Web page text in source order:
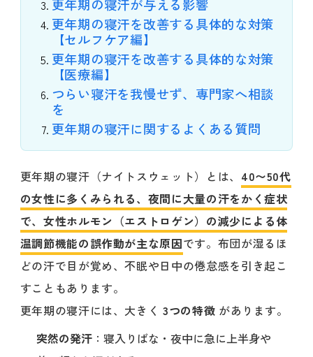
更年期の寝汗が与える影響
更年期の寝汗を改善する具体的な対策
【セルフケア編】
更年期の寝汗を改善する具体的な対策
【医療編】
つらい寝汗を我慢せず、専門家へ相談
を
更年期の寝汗に関するよくある質問
更年期の寝汗（ナイトスウェット）とは、 40〜50代
の女性に多くみられる、夜間に大量の汗をかく症状
で、女性ホルモン（エストロゲン）の減少による体
温調節機能の誤作動が主な原因です。布団が湿るほ
どの汗で目が覚め、不眠や日中の倦怠感を引き起こ
すこともあります。
更年期の寝汗には、大きく3つの特徴 があります。
突然の発汗：寝入りばな・夜中に急に上半身や